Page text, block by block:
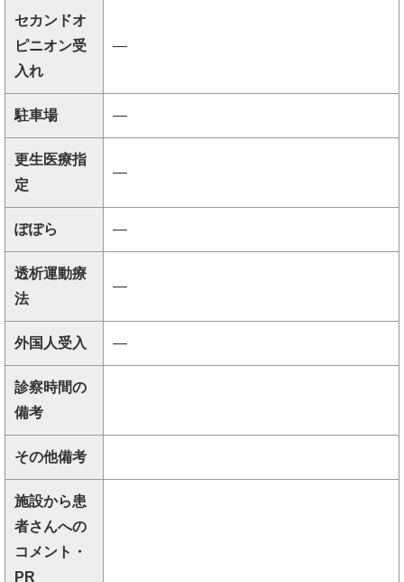
セカンドオ
ピニオン受
入れ
―
駐車場 ―
更生医療指
定
―
ぽぽら ―
透析運動療
法
―
外国人受入 ―
診察時間の
備考
その他備考
施設から患
者さんへの
コメント・
PR